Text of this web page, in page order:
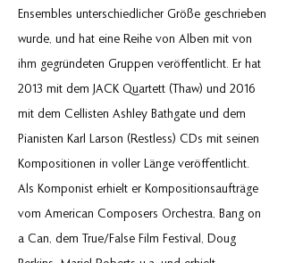
Ensembles unterschiedlicher Größe geschrieben
wurde, und hat eine Reihe von Alben mit von
ihm gegründeten Gruppen veröffentlicht. Er hat
2013 mit dem JACK Quartett (Thaw) und 2016
mit dem Cellisten Ashley Bathgate und dem
Pianisten Karl Larson (Restless) CDs mit seinen
Kompositionen in voller Länge veröffentlicht.
Als Komponist erhielt er Kompositionsaufträge
vom American Composers Orchestra, Bang on
a Can, dem True/False Film Festival, Doug